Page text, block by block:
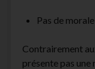
Pas de morale
Contrairement
présente pas une